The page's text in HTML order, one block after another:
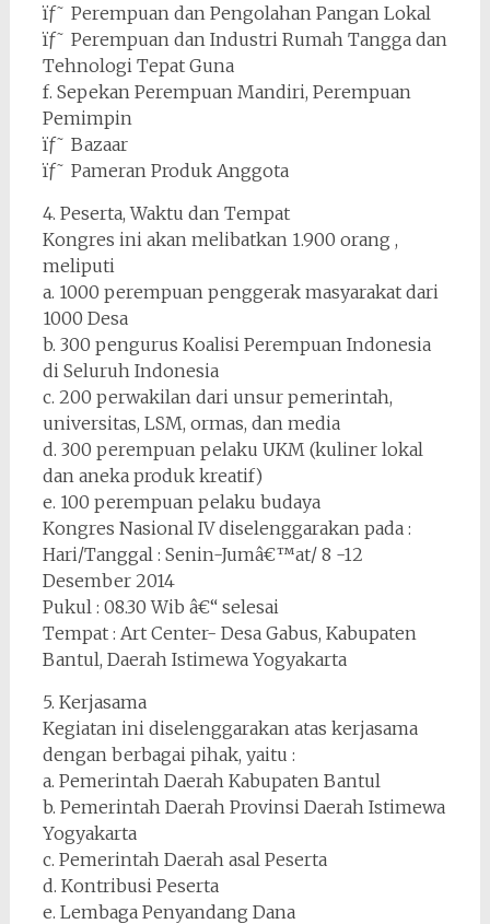
ïƒ˜ Perempuan dan Pengolahan Pangan Lokal
ïƒ˜ Perempuan dan Industri Rumah Tangga dan
Tehnologi Tepat Guna
f. Sepekan Perempuan Mandiri, Perempuan
Pemimpin
ïƒ˜ Bazaar
ïƒ˜ Pameran Produk Anggota
4. Peserta, Waktu dan Tempat
Kongres ini akan melibatkan 1.900 orang ,
meliputi
a. 1000 perempuan penggerak masyarakat dari
1000 Desa
b. 300 pengurus Koalisi Perempuan Indonesia
di Seluruh Indonesia
c. 200 perwakilan dari unsur pemerintah,
universitas, LSM, ormas, dan media
d. 300 perempuan pelaku UKM (kuliner lokal
dan aneka produk kreatif)
e. 100 perempuan pelaku budaya
Kongres Nasional IV diselenggarakan pada :
Hari/Tanggal : Senin-Jumâ€™at/ 8 -12
Desember 2014
Pukul : 08.30 Wib â€“ selesai
Tempat : Art Center- Desa Gabus, Kabupaten
Bantul, Daerah Istimewa Yogyakarta
5. Kerjasama
Kegiatan ini diselenggarakan atas kerjasama
dengan berbagai pihak, yaitu :
a. Pemerintah Daerah Kabupaten Bantul
b. Pemerintah Daerah Provinsi Daerah Istimewa
Yogyakarta
c. Pemerintah Daerah asal Peserta
d. Kontribusi Peserta
e. Lembaga Penyandang Dana